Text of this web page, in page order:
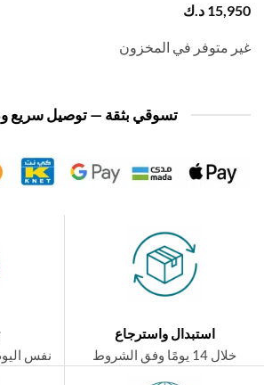
د.ك
متوفر في المخزون
تسوقي بثقة — توصيل سريع ودفع
استبدال واسترجاع
نفس اليوم